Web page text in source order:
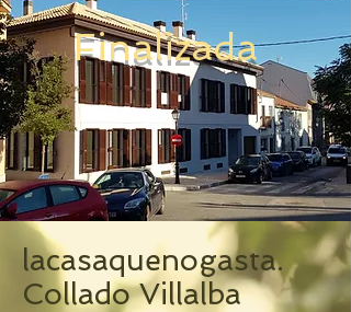
Finalizada
lacasaquenogasta.
Collado Villalba